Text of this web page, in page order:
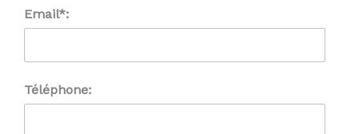
Email*:
Téléphone: